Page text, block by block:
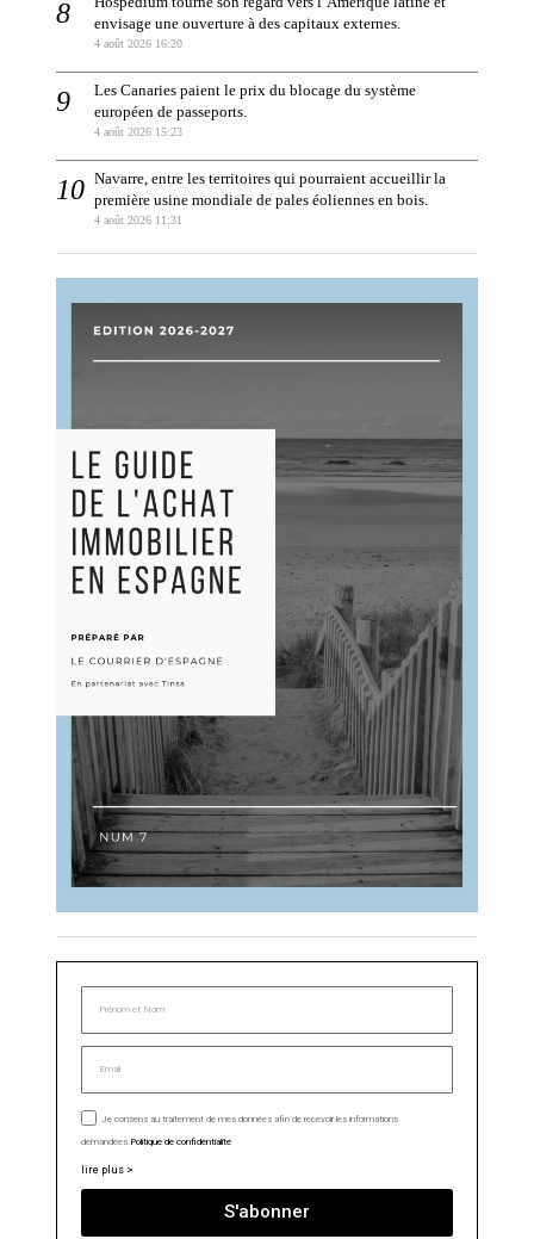
envisage une ouverture à des capitaux externes.
4 août 2026 16:20
Les Canaries paient le prix du blocage du système
européen de passeports.
4 août 2026 15:23
Navarre, entre les territoires qui pourraient accueillir la
première usine mondiale de pales éoliennes en bois.
4 août 2026 11:31
Je consens au traitement de mes données afin de recevoir les informations
demandées. Politique de confidentialité
lire plus >
S'abonner